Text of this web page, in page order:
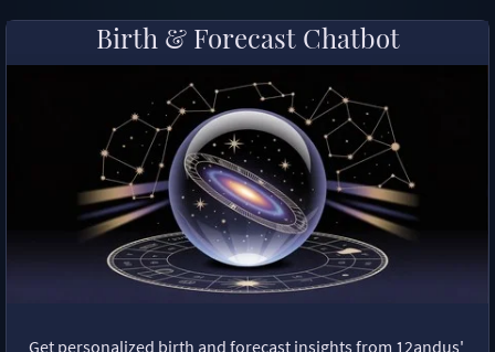
Birth & Forecast Chatbot
Get personalized birth and forecast insights from 12andus'